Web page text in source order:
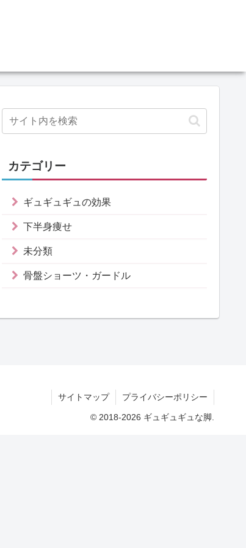
カテゴリー
ギュギュギュの効果
下半身痩せ
未分類
骨盤ショーツ・ガードル
サイトマップ プライバシーポリシー
© 2018-2026 ギュギュギュな脚.